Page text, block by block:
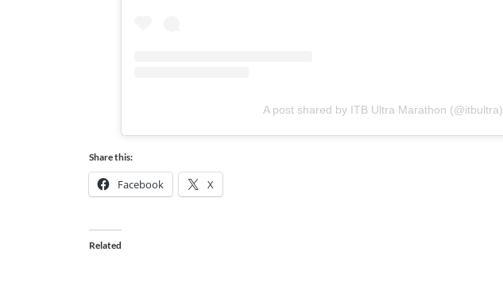
A post shared by ITB Ultra Marathon (@itbultra)
Share this:
Facebook X
Related